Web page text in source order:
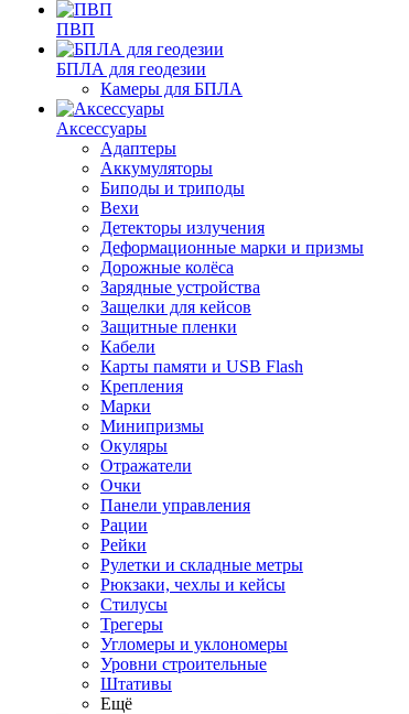
ПВП
БПЛА для геодезии
Камеры для БПЛА
Аксессуары
Адаптеры
Аккумуляторы
Биподы и триподы
Вехи
Детекторы излучения
Деформационные марки и призмы
Дорожные колёса
Зарядные устройства
Защелки для кейсов
Защитные пленки
Кабели
Карты памяти и USB Flash
Крепления
Марки
Минипризмы
Окуляры
Отражатели
Очки
Панели управления
Рации
Рейки
Рулетки и складные метры
Рюкзаки, чехлы и кейсы
Стилусы
Трегеры
Угломеры и уклономеры
Уровни строительные
Штативы
Ещё